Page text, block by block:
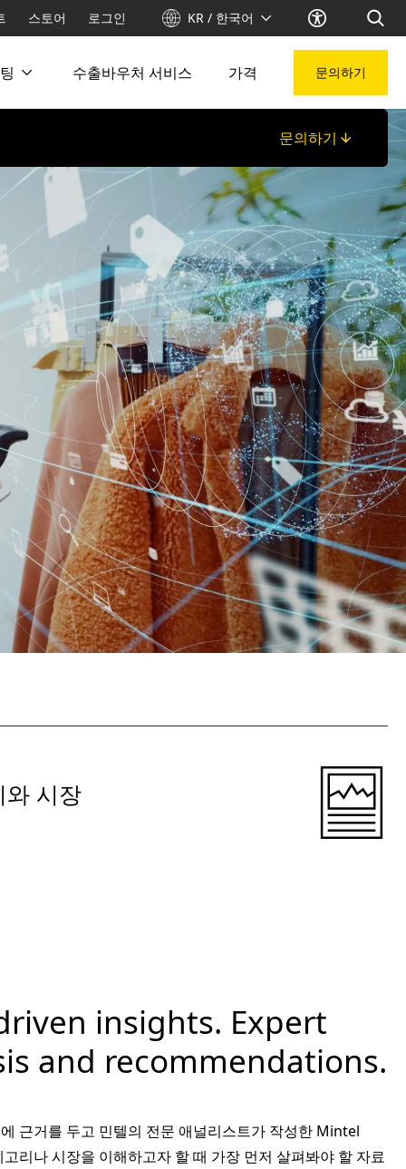
스토어 로그인 KR / 한국어
수출바우처 서비스 가격 문의하기
문의하기
와 시장
insights. Expert
and recommendations.
근거를 두고 민텔의 전문 애널리스트가 작성한 Mintel
리나 시장을 이해하고자 할 때 가장 먼저 살펴봐야 할 자료